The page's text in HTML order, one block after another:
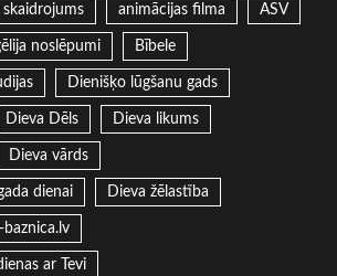
animācijas filma ASV
noslēpumi Bībele
Dienišķo lūgšanu gads
Dieva Dēls Dieva likums
Dieva vārds
dienai Dieva žēlastība
baznica.lv
ar Tevi